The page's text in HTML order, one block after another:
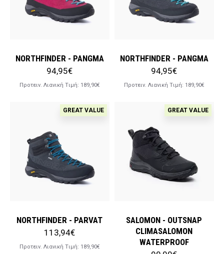
NORTHFINDER - PANGMA
94,95€
Προτειν. Λιανική Tιμή: 189,90€
NORTHFINDER - PANGMA
94,95€
Προτειν. Λιανική Tιμή: 189,90€
GREAT VALUE
NORTHFINDER - PARVAT
113,94€
Προτειν. Λιανική Tιμή: 189,90€
GREAT VALUE
SALOMON - OUTSNAP
CLIMASALOMON
WATERPROOF